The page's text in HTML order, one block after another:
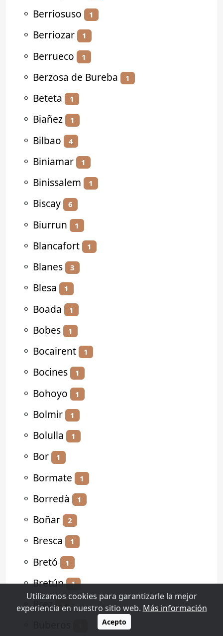
⚬ Berriosuso 1
⚬ Berriozar 1
⚬ Berrueco 1
⚬ Berzosa de Bureba 1
⚬ Beteta 1
⚬ Biañez 1
⚬ Bilbao 4
⚬ Biniamar 1
⚬ Binissalem 1
⚬ Biscay 6
⚬ Biurrun 1
⚬ Blancafort 1
⚬ Blanes 3
⚬ Blesa 1
⚬ Boada 1
⚬ Bobes 1
⚬ Bocairent 1
⚬ Bocines 1
⚬ Bohoyo 1
⚬ Bolmir 1
⚬ Bolulla 1
⚬ Bor 1
⚬ Bormate 1
⚬ Borredà 1
⚬ Boñar 2
⚬ Bresca 1
⚬ Bretó 1
⚬Bretún 1
⚬Brez 1
Utilizamos cookies para garantizarle la mejor
experiencia en nuestro sitio web. Más información
Acepto